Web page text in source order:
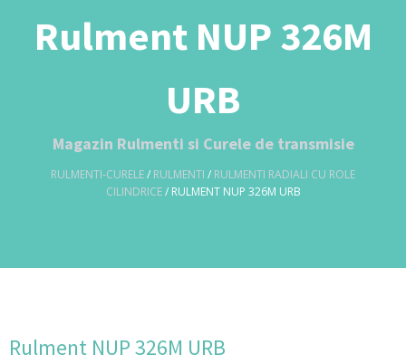
Rulment NUP 326M
URB
Magazin Rulmenti si Curele de transmisie
RULMENTI-CURELE/ RULMENTI / RULMENTI RADIALI CU ROLE
CILINDRICE/ RULMENT NUP 326M URB
Rulment NUP 326M URB